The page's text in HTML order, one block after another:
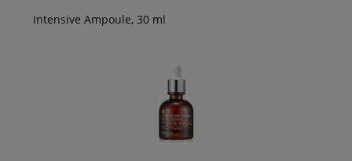
Intensive Ampoule, 30 ml